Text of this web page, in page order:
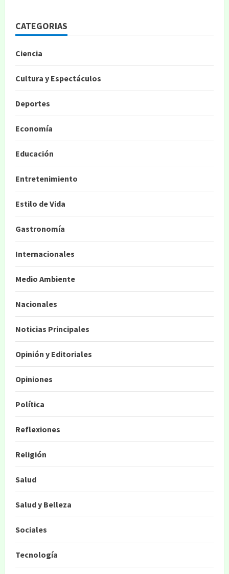
CATEGORIAS
Ciencia
Cultura y Espectáculos
Deportes
Economía
Educación
Entretenimiento
Estilo de Vida
Gastronomía
Internacionales
Medio Ambiente
Nacionales
Noticias Principales
Opinión y Editoriales
Opiniones
Política
Reflexiones
Religión
Salud
Salud y Belleza
Sociales
Tecnología